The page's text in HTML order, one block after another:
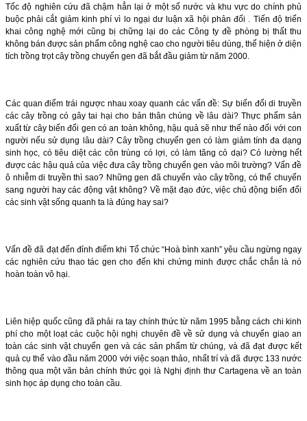
Tốc độ nghiên cứu đã chậm hẳn lại ở một số nước và khu vực do chính phủ
buộc phải cắt giảm kinh phí vì lo ngại dư luận xã hội phản đối . Tiến độ triển
khai công nghệ mới cũng bị chững lại do các Công ty đề phòng bị thất thu
không bán được sản phẩm công nghệ cao cho người tiêu dùng, thể hiện ở diện
tích trồng trọt cây trồng chuyển gen đã bắt đầu giảm từ năm 2000.
Các quan điểm trái ngược nhau xoay quanh các vấn đề: Sự biến đổi di truyền
các cây trồng có gây tai hại cho bản thân chúng về lâu dài? Thực phẩm sản
xuất từ cây biến đổi gen có an toàn không, hậu quả sẽ như thế nào đối với con
người nếu sử dụng lâu dài? Cây trồng chuyển gen có làm giảm tính đa dạng
sinh học, có tiêu diệt các côn trùng có lợi, có làm tăng cỏ dại? Có lường hết
được các hậu quả của việc đưa cây trồng chuyển gen vào môi trường? Vấn đề
ô nhiễm di truyền thì sao? Những gen đã chuyển vào cây trồng, có thể chuyển
sang người hay các động vật không? Về mặt đạo đức, việc chủ động biến đổi
các sinh vật sống quanh ta là đúng hay sai?
Vấn đề đã đạt đến đỉnh điểm khi Tổ chức “Hoà bình xanh” yêu cầu ngừng ngay
các nghiên cứu thao tác gen cho đến khi chứng minh được chắc chắn là nó
hoàn toàn vô hại.
Liên hiệp quốc cũng đã phải ra tay chính thức từ năm 1995 bằng cách chi kinh
phí cho một loạt các cuộc hội nghị chuyên đề về sử dụng và chuyển giao an
toàn các sinh vật chuyển gen và các sản phẩm từ chúng, và đã đạt được kết
quả cụ thể vào đầu năm 2000 với việc soạn thảo, nhất trí và đã được 133 nước
thông qua một văn bản chính thức gọi là Nghị định thư Cartagena về an toàn
sinh học áp dụng cho toàn cầu.